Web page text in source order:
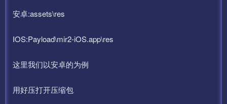
安卓:assets\res
IOS:Payload\mir2-iOS.app\res
这里我们以安卓的为例
用好压打开压缩包